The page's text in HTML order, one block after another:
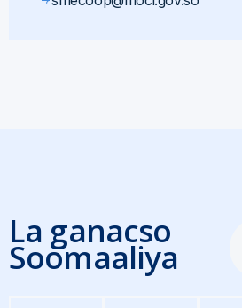
La ganacso
Soomaaliya